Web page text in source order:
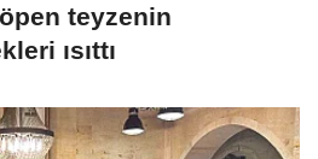
teyzenin
ısıttı